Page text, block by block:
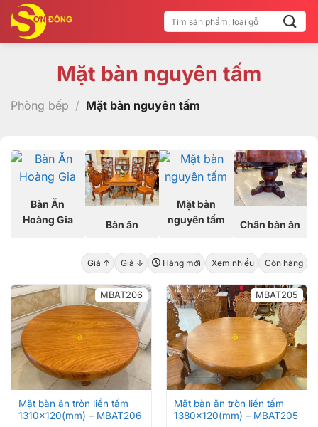
qua
nội
Tìm
kiếm:
Mặt bàn nguyên tấm
Phòng bếp / Mặt bàn nguyên tấm
Bàn Ăn
Hoàng Gia
Bàn ăn
Mặt bàn
nguyên tấm
Chân bàn ăn
Giá ↑ Giá ↓ Hàng mới Xem nhiều Còn hàng
MBAT206
Mặt bàn ăn tròn liền tấm
1310×120(mm) – MBAT206
MBAT205
Mặt bàn ăn tròn liền tấm
1380×120(mm) – MBAT205